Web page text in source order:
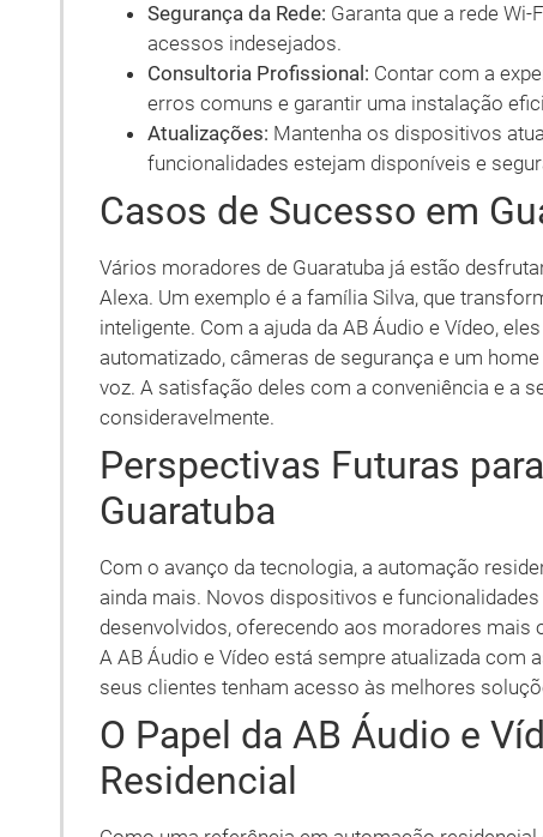
Segurança da Rede: Garanta que a rede
acessos indesejados.
Consultoria Profissional: Contar com a
erros comuns e garantir uma instalação
Atualizações: Mantenha os dispositivos
funcionalidades estejam disponíveis e
Casos de Sucesso em
Vários moradores de Guaratuba já estão
Alexa. Um exemplo é a família Silva, que
inteligente. Com a ajuda da AB Áudio e Vídeo,
automatizado, câmeras de segurança e um
voz. A satisfação deles com a conveniência e a
consideravelmente.
Perspectivas Futuras
Guaratuba
Com o avanço da tecnologia, a automação
ainda mais. Novos dispositivos e
desenvolvidos, oferecendo aos moradores mais
A AB Áudio e Vídeo está sempre atualizada com
seus clientes tenham acesso às melhores
O Papel da AB Áudio e
Residencial